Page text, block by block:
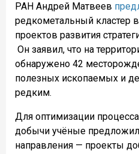
РАН Андрей Матвеев
редкометальный кластер в
проектов развития
Он заявил, что на
обнаружено 42
полезных ископаемых и
редким.
Для оптимизации
добычи учёные
направления — проекты